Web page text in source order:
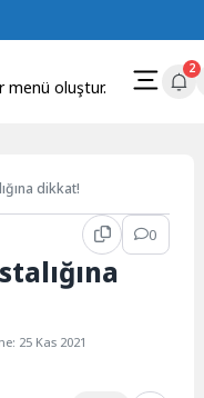
menü oluştur.
2
dikkat!
0
25 Kas 2021